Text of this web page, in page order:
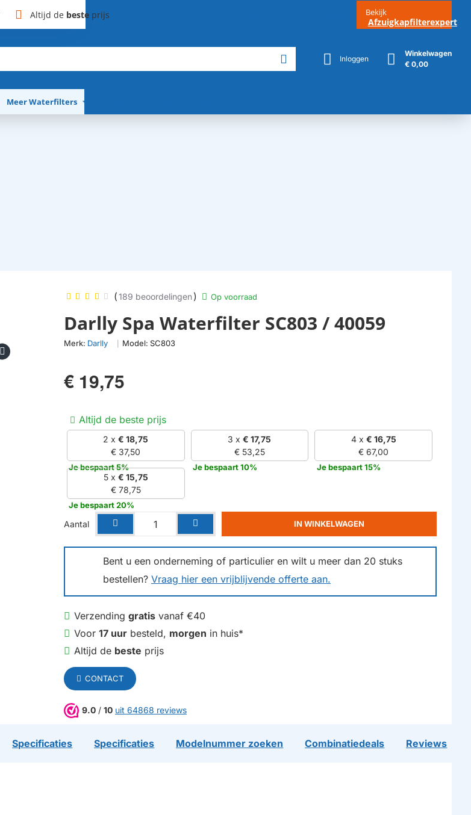
Altijd de beste prijs Bekijk
Afzuigkapfilterexpert
Inloggen
Winkelwagen
€ 0,00
Meer Waterfilters
Darlly Spa Waterfilter SC803 / 40059
Merk: Darlly Model: SC803
(189 beoordelingen) Op voorraad
€ 19,75
Altijd de beste prijs
2 x€ 18,75
€ 37,50
Je bespaart 5%
3 x€ 17,75
€ 53,25
Je bespaart 10%
4 x € 16,75
€ 67,00
Je bespaart 15%
5 x € 15,75
€ 78,75
Je bespaart 20%
Bent u een onderneming of particulier en wilt u meer dan 20 stuks
bestellen? Vraag hier een vrijblijvende offerte aan.
Aantal IN WINKELWAGEN
Verzending gratis vanaf €40
Voor 17 uur besteld, morgen in huis*
Altijd de beste prijs
CONTACT
9.0 / 10 uit 64868 reviews
Specificaties Specificaties Modelnummer zoeken Combinatiedeals Reviews